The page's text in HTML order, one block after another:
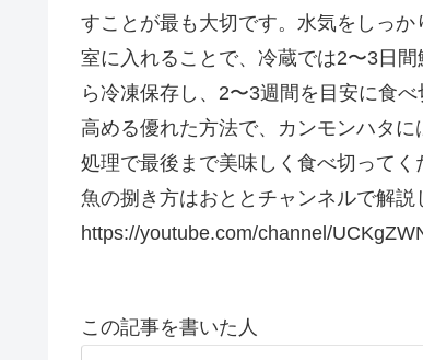
すことが最も大切です。水気をしっ
室に入れることで、冷蔵では2〜3日
ら冷凍保存し、2〜3週間を目安に食
高める優れた方法で、カンモンハタ
処理で最後まで美味しく食べ切ってく
魚の捌き方はおととチャンネルで解説
https://youtube.com/channel/
この記事を書いた人